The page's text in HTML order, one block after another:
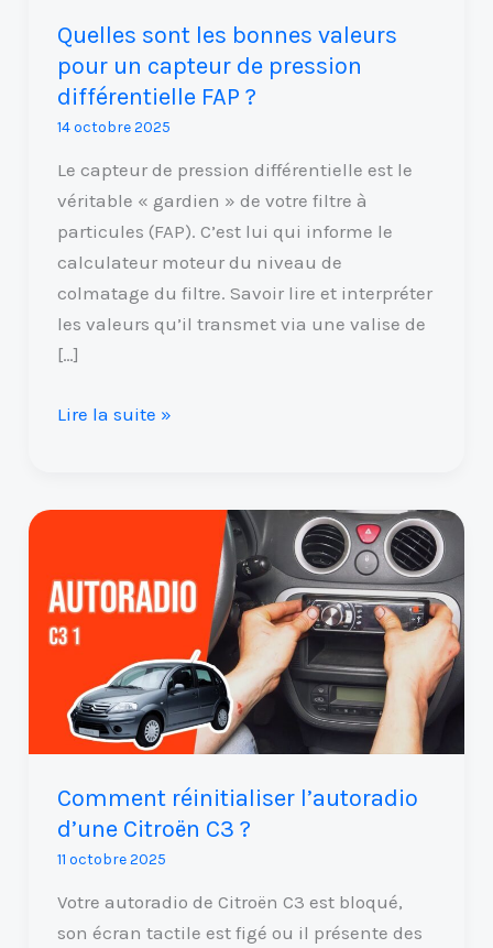
Quelles sont les bonnes valeurs
pour un capteur de pression
différentielle FAP ?
14 octobre 2025
Le capteur de pression différentielle est le
véritable « gardien » de votre filtre à
particules (FAP). C’est lui qui informe le
calculateur moteur du niveau de
colmatage du filtre. Savoir lire et interpréter
les valeurs qu’il transmet via une valise de
[…]
différentielle
FAP
?
Lire la suite »
Comment réinitialiser l’autoradio
d’une Citroën C3 ?
11 octobre 2025
Votre autoradio de Citroën C3 est bloqué,
son écran tactile est figé ou il présente des
l’autoradio
d’une
Citroën